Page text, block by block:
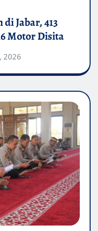
Jabar, 413
Motor Disita
2026